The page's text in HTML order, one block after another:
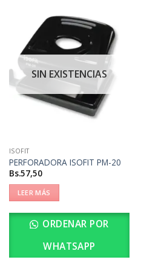
SIN EXISTENCIAS
ISOFIT
PERFORADORA ISOFIT PM-20
Bs.57,50
LEER MÁS
ORDENAR POR
WHATSAPP